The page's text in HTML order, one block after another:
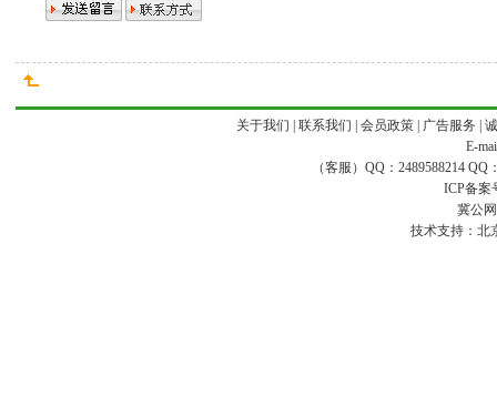
关于我们 联系我们 会员政策| 广告服务
E-
（客服）QQ：2489588214 QQ
ICP备案
冀公
技术支持： 北